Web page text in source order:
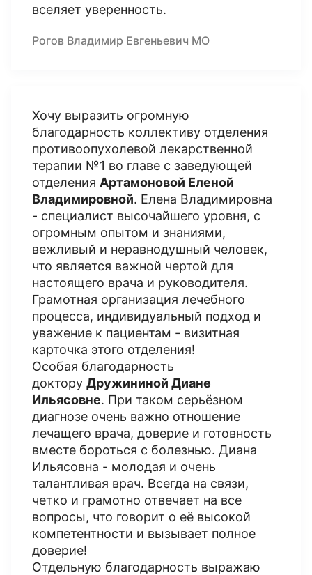
вселяет уверенность.
Рогов Владимир Евгеньевич МО
Хочу выразить огромную
благодарность коллективу отделения
противоопухолевой лекарственной
терапии №1 во главе с заведующей
отделения Артамоновой Еленой
Владимировной. Елена Владимировна
- специалист высочайшего уровня, с
огромным опытом и знаниями,
вежливый и неравнодушный человек,
что является важной чертой для
настоящего врача и руководителя.
Грамотная организация лечебного
процесса, индивидуальный подход и
уважение к пациентам - визитная
карточка этого отделения!
Особая благодарность
доктору Дружининой Диане
Ильясовне. При таком серьёзном
диагнозе очень важно отношение
лечащего врача, доверие и готовность
вместе бороться с болезнью. Диана
Ильясовна - молодая и очень
талантливая врач. Всегда на связи,
четко и грамотно отвечает на все
вопросы, что говорит о её высокой
компетентности и вызывает полное
доверие!
Отдельную благодарность выражаю